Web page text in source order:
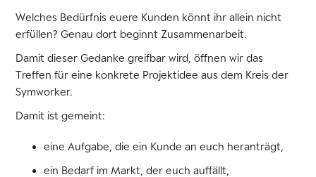
Welches Bedürfnis euere Kunden könnt ihr allein nicht
erfüllen? Genau dort beginnt Zusammenarbeit.
Damit dieser Gedanke greifbar wird, öffnen wir das
Treffen für eine konkrete Projektidee aus dem Kreis der
Symworker.
Damit ist gemeint:
eine Aufgabe, die ein Kunde an euch heranträgt,
ein Bedarf im Markt, der euch auffällt,